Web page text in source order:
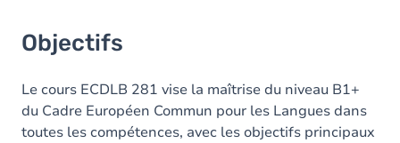
Objectifs
Le cours ECDLB 281 vise la maîtrise du niveau B1+
du Cadre Européen Commun pour les Langues dans
toutes les compétences, avec les objectifs principaux